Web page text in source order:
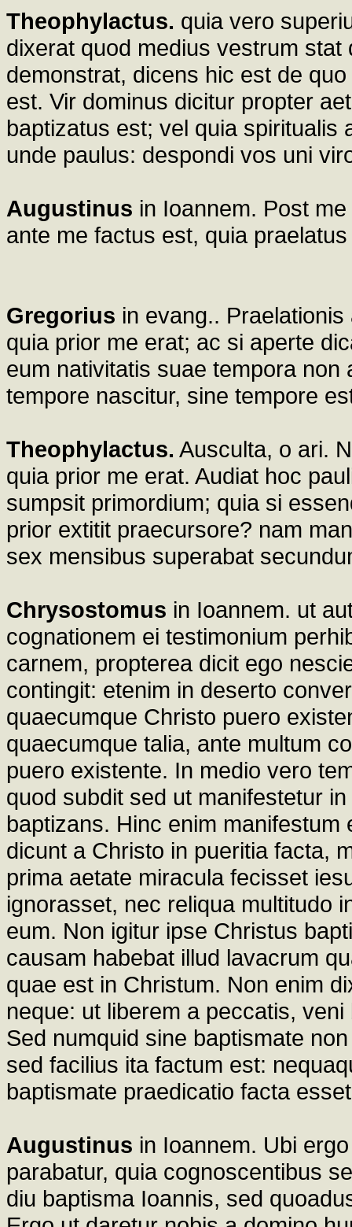
Theophylactus. quia vero
dixerat quod medius vestrum
demonstrat, dicens hic est de
est. Vir dominus dicitur propter
baptizatus est; vel quia
unde paulus: despondi vos uni
Augustinus in Ioannem. Post
ante me factus est, quia
Gregorius in evang..
quia prior me erat; ac si aperte
eum nativitatis suae tempora
tempore nascitur, sine tempore
Theophylactus. Ausculta, o ari.
quia prior me erat. Audiat hoc
sumpsit primordium; quia si
prior extitit praecursore? nam
sex mensibus superabat
Chrysostomus in Ioannem. ut
cognationem ei testimonium
carnem, propterea dicit ego
contingit: etenim in deserto
quaecumque Christo puero
quaecumque talia, ante multum
puero existente. In medio vero
quod subdit sed ut manifestetur
baptizans. Hinc enim
dicunt a Christo in pueritia facta,
prima aetate miracula fecisset
ignorasset, nec reliqua multitudo
eum. Non igitur ipse Christus
causam habebat illud lavacrum
quae est in Christum. Non enim
neque: ut liberem a peccatis,
Sed numquid sine baptismate
sed facilius ita factum est:
baptismate praedicatio facta
Augustinus in Ioannem. Ubi
parabatur, quia cognoscentibus
diu baptisma Ioannis, sed